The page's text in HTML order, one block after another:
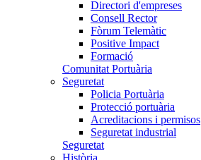
Directori d'empreses
Consell Rector
Fòrum Telemàtic
Positive Impact
Formació
Comunitat Portuària
Seguretat
Policia Portuària
Protecció portuària
Acreditacions i permisos
Seguretat industrial
Seguretat
Història